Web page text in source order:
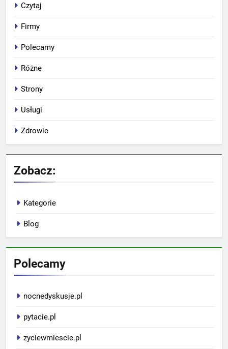
Czytaj
Firmy
Polecamy
Różne
Strony
Usługi
Zdrowie
Zobacz:
Kategorie
Blog
Polecamy
nocnedyskusje.pl
pytacie.pl
zyciewmiescie.pl